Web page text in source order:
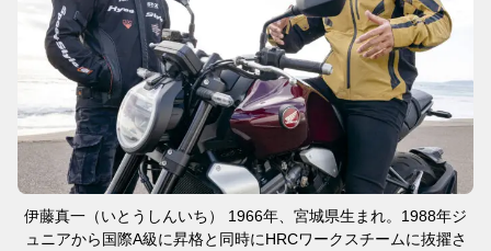
伊藤真一（いとうしんいち） 1966年、宮城県生まれ。1988年ジ
ュニアから国際A級に昇格と同時にHRCワークスチームに抜擢さ